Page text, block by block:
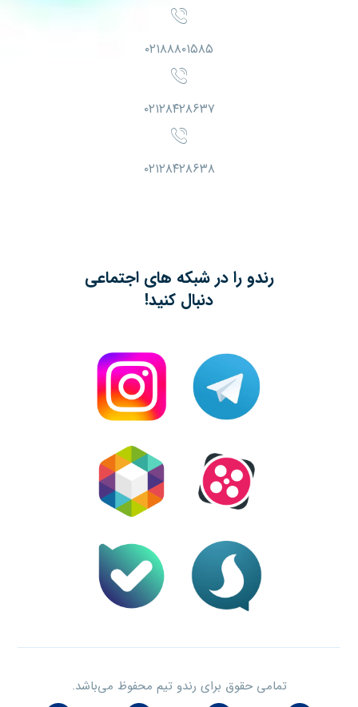
۰۲۱۸۸۸۰۱۵۸۵
۰۲۱۲۸۴۲۸۶۳۷
۰۲۱۲۸۴۲۸۶۳۸
رندو را در شبکه های اجتماعی
دنبال کنید!
تمامی حقوق برای رندو تیم محفوظ می‌باشد.